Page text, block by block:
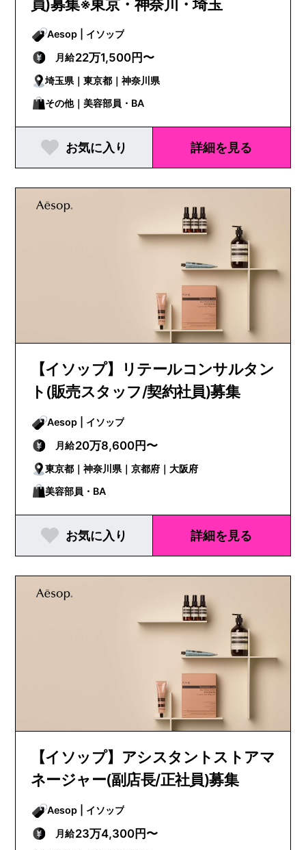
員)募集※東京・神奈川・埼玉
Aesop | イソップ
月給22万1,500円〜
埼玉県｜東京都｜神奈川県
その他｜美容部員・BA
お気に入り 詳細を見る
【イソップ】リテールコンサルタン
ト(販売スタッフ/契約社員)募集
Aesop | イソップ
月給20万8,600円〜
東京都｜神奈川県｜京都府｜大阪府
美容部員・BA
お気に入り 詳細を見る
【イソップ】アシスタントストアマ
ネージャー(副店長/正社員)募集
Aesop | イソップ
月給23万4,300円〜